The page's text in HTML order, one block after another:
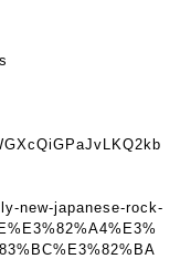
new-japanese-rock-